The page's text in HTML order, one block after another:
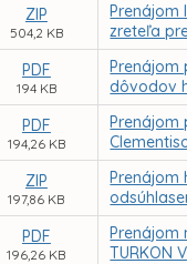
ZIP
504,2 KB
Prenájom
zreteľa
PDF
194 KB
Prenájom
dôvodov
PDF
194,26 KB
Prenájom
ZIP
197,86 KB
Prenájom
PDF
196,26 KB
Prenájom
TURKON